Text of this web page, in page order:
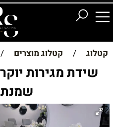
קטלוג / קטלוג מוצרים /
שידת מגירות